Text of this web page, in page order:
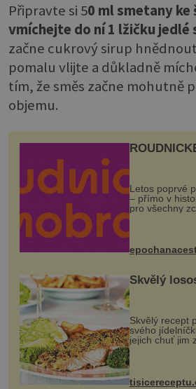
Připravte si 50 ml smetany ke
vmíchejte do ní 1 lžičku jedlé
začne cukrový sirup
pomalu vlijte a důkladně
tím, že směs začne mohutně
objemu.
Letos poprvé
– přímo v
pro všechny
program se
mohou těšit
Skvělý
Skvělý recept
svého
jejich chuť jim
Losos je
tomto případě
nevzpomene.